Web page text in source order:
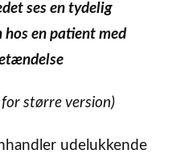
ses en tydelig
en patient med
større version)
udelukkende